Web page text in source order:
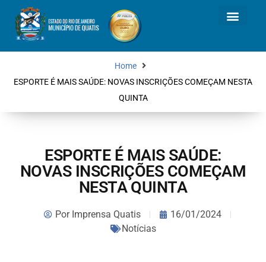
Home
ESPORTE É MAIS SAÚDE: NOVAS INSCRIÇÕES COMEÇAM NESTA
QUINTA
ESPORTE É MAIS SAÚDE:
NOVAS INSCRIÇÕES COMEÇAM
NESTA QUINTA
PorImprensa Quatis
16/01/2024
Notícias